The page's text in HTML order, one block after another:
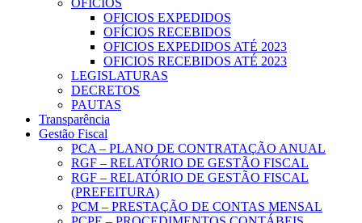
OFICIOS
OFICIOS EXPEDIDOS
OFÍCIOS RECEBIDOS
OFICIOS EXPEDIDOS ATÉ 2023
OFICIOS RECEBIDOS ATÉ 2023
LEGISLATURAS
DECRETOS
PAUTAS
Transparência
Gestão Fiscal
PCA – PLANO DE CONTRATAÇÃO ANUAL
RGF – RELATÓRIO DE GESTÃO FISCAL
RGF – RELATÓRIO DE GESTÃO FISCAL
(PREFEITURA)
PCM – PRESTAÇÃO DE CONTAS MENSAL